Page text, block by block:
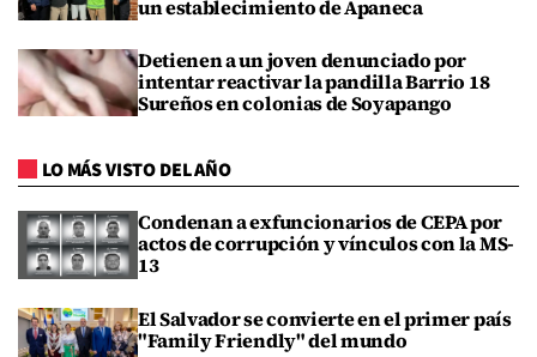
un establecimiento de Apaneca
Detienen a un joven denunciado por
intentar reactivar la pandilla Barrio 18
Sureños en colonias de Soyapango
LO MÁS VISTO DEL AÑO
Condenan a exfuncionarios de CEPA por
actos de corrupción y vínculos con la MS-
13
El Salvador se convierte en el primer país
"Family Friendly" del mundo